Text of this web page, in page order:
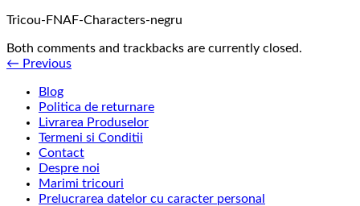
Tricou-FNAF-Characters-negru
Both comments and trackbacks are currently closed.
← Previous
Blog
Politica de returnare
Livrarea Produselor
Termeni si Conditii
Contact
Despre noi
Marimi tricouri
Prelucrarea datelor cu caracter personal